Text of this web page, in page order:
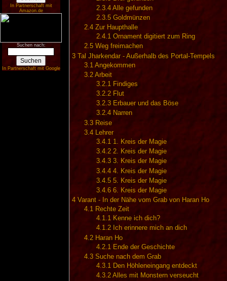
In Partnerschaft mit
Amazon.de
Suchen nach:
In Partnerschaft mit Google
2.3.4 Alle gefunden
2.3.5 Goldmünzen
2.4 Zur Haupthalle
2.4.1 Ornament digitiert zum Ring
2.5 Weg freimachen
3 Tal Jharkendar - Außerhalb des Portal-Tempels
3.1 Angekommen
3.2 Arbeit
3.2.1 Findiges
3.2.2 Flut
3.2.3 Erbauer und das Böse
3.2.4 Narren
3.3 Reise
3.4 Lehrer
3.4.1 1. Kreis der Magie
3.4.2 2. Kreis der Magie
3.4.3 3. Kreis der Magie
3.4.4 4. Kreis der Magie
3.4.5 5. Kreis der Magie
3.4.6 6. Kreis der Magie
4 Varant - In der Nähe vom Grab von Haran Ho
4.1 Rechte Zeit
4.1.1 Kenne ich dich?
4.1.2 Ich erinnere mich an dich
4.2 Haran Ho
4.2.1
Ende der Geschichte
4.3 Suche nach dem Grab
4.3.1
Den Höhleneingang entdeckt
4.3.2 Alles mit Monstern verseucht